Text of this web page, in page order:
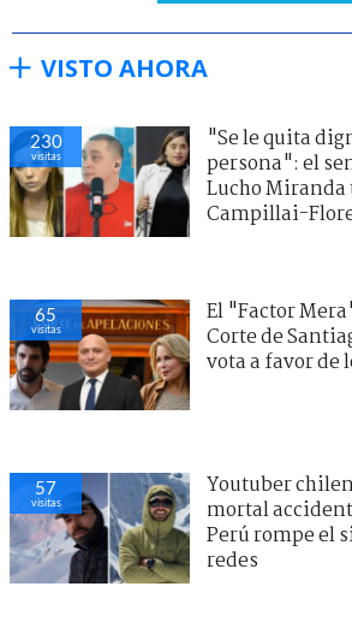
VISTO AHORA
230
visitas
"Se le quita
persona": el
Lucho Miranda
Campillai-
65
visitas
El "Factor
Corte de
vota a favor de
57
visitas
Youtuber
mortal
Perú rompe el
redes